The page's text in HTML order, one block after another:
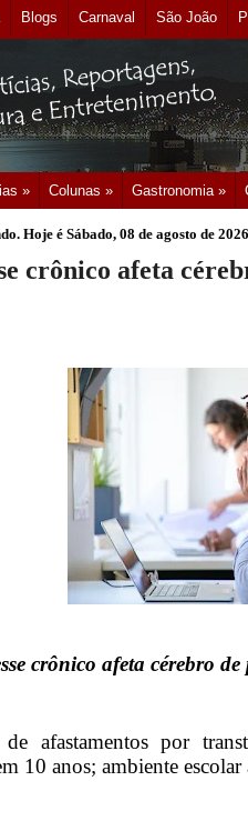
Blogs Carnaval São João
» Colunas » Gastronomia »
Hoje é Sábado, 08 de agosto de 2026
crônico afeta
crônico afeta cérebro
de afastamentos por
10 anos; ambiente escolar